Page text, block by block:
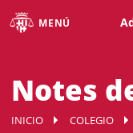
MENÚ
Notes
INICIO COLEGIO